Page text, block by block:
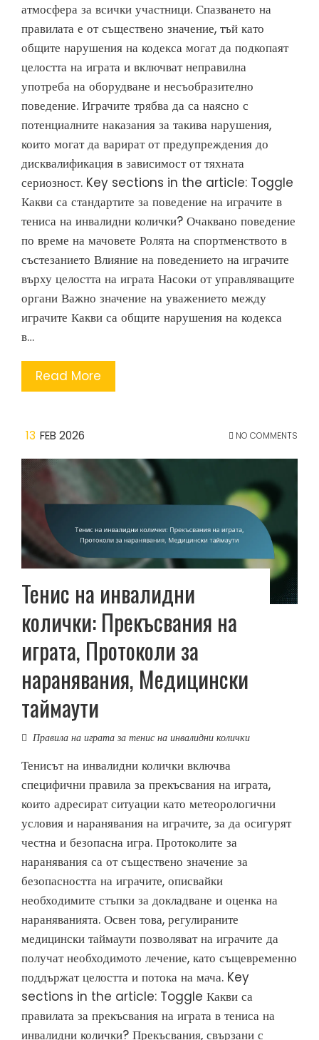
атмосфера за всички участници. Спазването на
правилата е от съществено значение, тъй като
общите нарушения на кодекса могат да подкопаят
целостта на играта и включват неправилна
употреба на оборудване и несъобразително
поведение. Играчите трябва да са наясно с
потенциалните наказания за такива нарушения,
които могат да варират от предупреждения до
дисквалификация в зависимост от тяхната
сериозност. Key sections in the article: Toggle
Какви са стандартите за поведение на играчите в
тениса на инвалидни колички? Очаквано поведение
по време на мачовете Ролята на спортменството в
състезанието Влияние на поведението на играчите
върху целостта на играта Насоки от управляващите
органи Важно значение на уважението между
играчите Какви са общите нарушения на кодекса
в…
Read More
13 FEB 2026 NO COMMENTS
Тенис на инвалидни
колички: Прекъсвания на
играта, Протоколи за
наранявания, Медицински
таймаути
Правила на играта за тенис на инвалидни колички
Тенисът на инвалидни колички включва
специфични правила за прекъсвания на играта,
които адресират ситуации като метеорологични
условия и наранявания на играчите, за да осигурят
честна и безопасна игра. Протоколите за
наранявания са от съществено значение за
безопасността на играчите, описвайки
необходимите стъпки за докладване и оценка на
нараняванията. Освен това, регулираните
медицински таймаути позволяват на играчите да
получат необходимото лечение, като същевременно
поддържат целостта и потока на мача. Key
sections in the article: Toggle Какви са
правилата за прекъсвания на играта в тениса на
инвалидни колички? Прекъсвания, свързани с